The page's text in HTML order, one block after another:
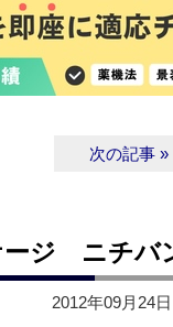
次の記事 »
ージ ニチバ
2012年09月24